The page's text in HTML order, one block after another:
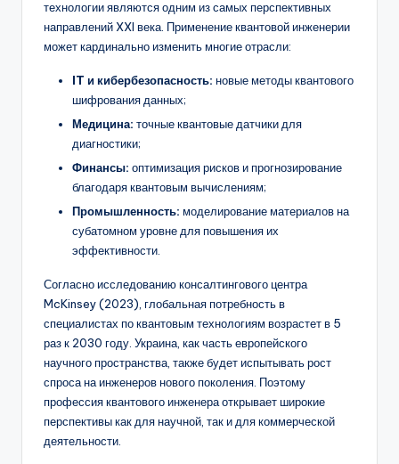
технологии являются одним из самых перспективных
направлений XXI века. Применение квантовой инженерии
может кардинально изменить многие отрасли:
IT и кибербезопасность: новые методы квантового
шифрования данных;
Медицина: точные квантовые датчики для
диагностики;
Финансы: оптимизация рисков и прогнозирование
благодаря квантовым вычислениям;
Промышленность: моделирование материалов на
субатомном уровне для повышения их
эффективности.
Согласно исследованию консалтингового центра
McKinsey (2023), глобальная потребность в
специалистах по квантовым технологиям возрастет в 5
раз к 2030 году. Украина, как часть европейского
научного пространства, также будет испытывать рост
спроса на инженеров нового поколения. Поэтому
профессия квантового инженера открывает широкие
перспективы как для научной, так и для коммерческой
деятельности.